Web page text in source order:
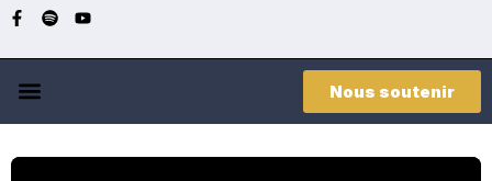
Nous soutenir